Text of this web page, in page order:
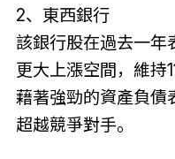
2、東西銀行
該銀行股在過去一年
更大上漲空間，維持
藉著強勁的資產負債
超越競爭對手。